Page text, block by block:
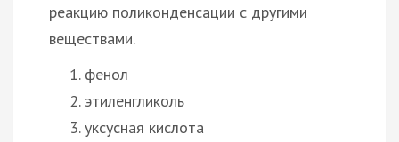
реакцию поликонденсации с другими
веществами.
фенол
этиленгликоль
уксусная кислота